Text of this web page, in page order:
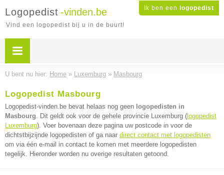
Ik ben een logopedist
Logopedist -vinden.be
Vind een logopedist bij u in de buurt!
U bent nu hier: Home » Luxemburg » Masbourg
Logopedist Masbourg
Logopedist-vinden.be bevat helaas nog geen logopedisten in
Masbourg. Dit geldt ook voor de gehele provincie Luxemburg ( logopedist
Luxemburg). Voer bovenaan deze pagina uw postcode in voor de
dichtstbijzijnde logopedisten of ga naar direct contact met logopedisten
om via één e-mail in contact te komen met meerdere logopedisten
tegelijk. Hieronder worden nu overige resultaten getoond.